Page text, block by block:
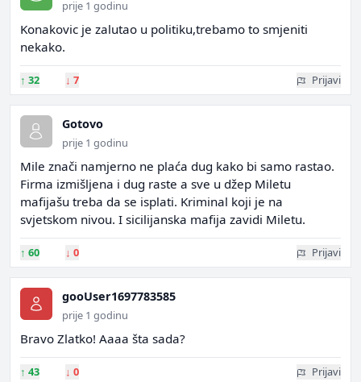
prije 1 godinu
Konakovic je zalutao u politiku,trebamo to smjeniti
nekako.
↑ 32 ↓ 7 Prijavi
Gotovo
prije 1 godinu
Mile znači namjerno ne plaća dug kako bi samo rastao.
Firma izmišljena i dug raste a sve u džep Miletu
mafijašu treba da se isplati. Kriminal koji je na
svjetskom nivou. I sicilijanska mafija zavidi Miletu.
↑ 60 ↓ 0 Prijavi
gooUser1697783585
prije 1 godinu
Bravo Zlatko! Aaaa šta sada?
↑ 43 ↓ 0 Prijavi